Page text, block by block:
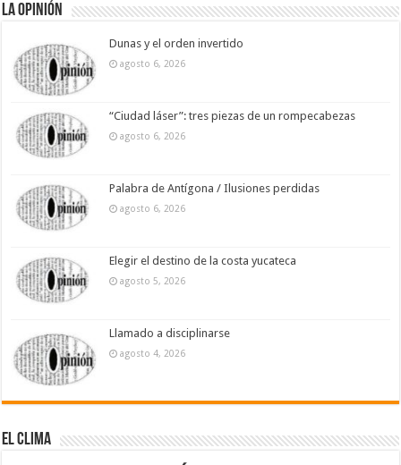
La Opinión
Dunas y el orden invertido
agosto 6, 2026
“Ciudad láser”: tres piezas de un rompecabezas
agosto 6, 2026
Palabra de Antígona / Ilusiones perdidas
agosto 6, 2026
Elegir el destino de la costa yucateca
agosto 5, 2026
Llamado a disciplinarse
agosto 4, 2026
El Clima